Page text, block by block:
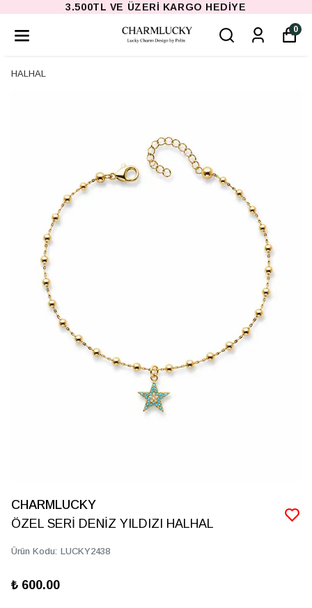
3.500TL VE ÜZERI KARGO HEDIYE
0
HALHAL
CHARMLUCKY
ÖZEL SERİ DENİZ YILDIZI HALHAL
Ürün Kodu: LUCKY2438
₺ 600.00